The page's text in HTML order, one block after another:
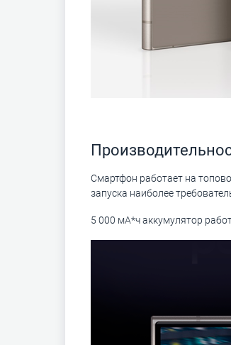
Смартфон работает на
запуска наиболее
5 000 мА*ч аккумулятор